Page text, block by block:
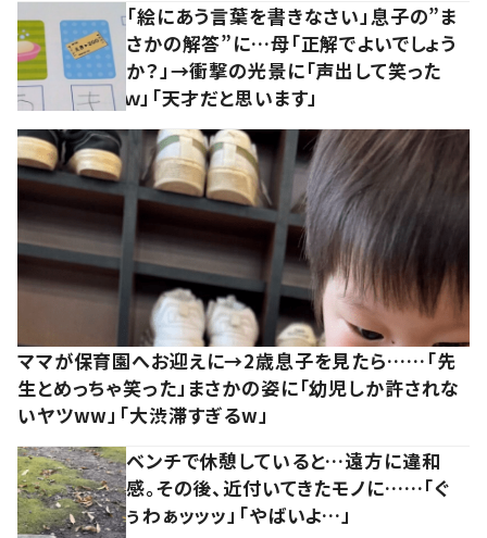
「絵にあう言葉を書きなさい」息子の”ま
さかの解答”に…母「正解でよいでしょう
か？」→衝撃の光景に「声出して笑った
ｗ」「天才だと思います」
ママが保育園へお迎えに→2歳息子を見たら……「先
生とめっちゃ笑った」まさかの姿に「幼児しか許されな
いヤツww」「大渋滞すぎるw」
ベンチで休憩していると…遠方に違和
感。その後、近付いてきたモノに……「ぐ
ぅわぁッッッ」「やばいよ…」